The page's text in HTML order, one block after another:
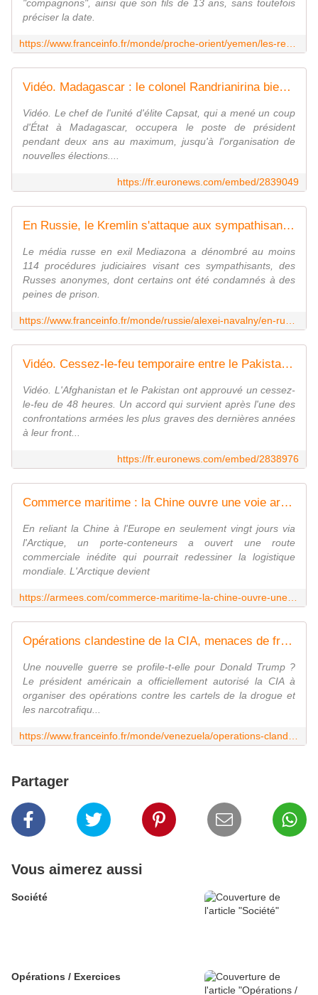
"compagnons", ainsi que son fils de 13 ans, sans toutefois
préciser la date.
Vidéo. Madagascar : le colonel Randrianirina bientôt investi président
Vidéo. Le chef de l'unité d'élite Capsat, qui a mené un coup
d'État à Madagascar, occupera le poste de président
pendant deux ans au maximum, jusqu'à l'organisation de
nouvelles élections....
https://fr.euronews.com/embed/2839049
En Russie, le Kremlin s'attaque aux sympathisants d'Alexeï Navalny ayant fait des dons à la fondation de l'opposant
Le média russe en exil Mediazona a dénombré au moins
114 procédures judiciaires visant ces sympathisants, des
Russes anonymes, dont certains ont été condamnés à des
peines de prison.
Vidéo. Cessez-le-feu temporaire entre le Pakistan et le régime des talibans afghans
Vidéo. L'Afghanistan et le Pakistan ont approuvé un cessez-
le-feu de 48 heures. Un accord qui survient après l'une des
confrontations armées les plus graves des dernières années
à leur front...
https://fr.euronews.com/embed/2838976
Commerce maritime : la Chine ouvre une voie arctique vers l'Europe
En reliant la Chine à l'Europe en seulement vingt jours via
l'Arctique, un porte-conteneurs a ouvert une route
commerciale inédite qui pourrait redessiner la logistique
mondiale. L'Arctique devient
Opérations clandestine de la CIA, menaces de frappes... À quoi joue Donald Trump au Venezuela ?
Une nouvelle guerre se profile-t-elle pour Donald Trump ?
Le président américain a officiellement autorisé la CIA à
organiser des opérations contre les cartels de la drogue et
les narcotrafiqu...
Partager
Vous aimerez aussi
Société
Opérations / Exercices